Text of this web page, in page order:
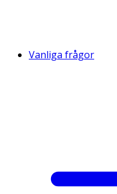
Vanliga frågor